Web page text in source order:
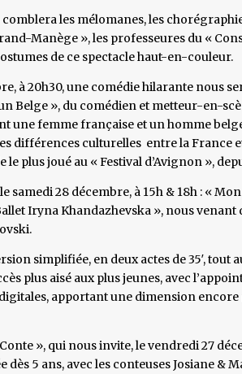
comblera les mélomanes, les
Manège », les professeures du «
de ce spectacle haut-en-couleur.
à 20h30, une comédie hilarante nous
Belge », du comédien et metteur-en-
une femme française et un homme
différences culturelles entre la France
plus joué au « Festival d’Avignon »,
samedi 28 décembre, à 15h & 18h : «
Iryna Khandazhevska », nous venant
simplifiée, en deux actes de 35′,
plus aisé aux plus jeunes, avec
apportant une dimension encore
», qui nous invite, le vendredi 27
5 ans, avec les conteuses Josiane &